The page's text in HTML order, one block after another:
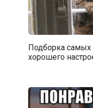
Подборка
хорошего